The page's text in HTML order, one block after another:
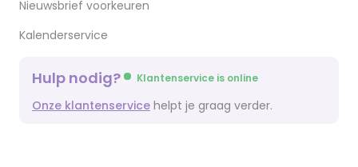
Nieuwsbrief voorkeuren
Kalenderservice
Hulp nodig? Klantenservice is online
Onze klantenservice helpt je graag verder.